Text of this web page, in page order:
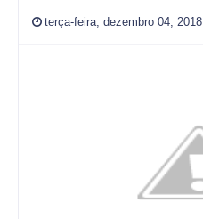
terça-feira, dezembro 04, 2018